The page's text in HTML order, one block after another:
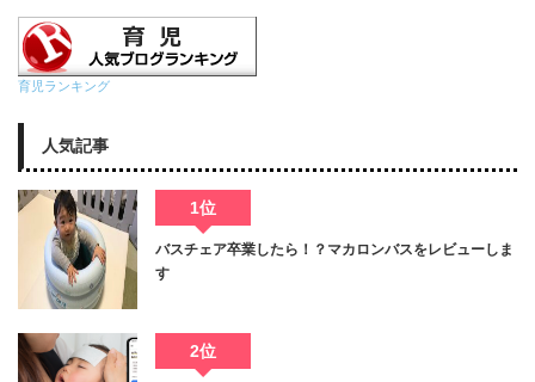
育児ランキング
人気記事
1位
バスチェア卒業したら！？マカロンバスをレビューしま
す
2位